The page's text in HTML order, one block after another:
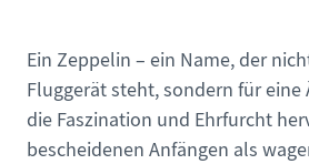
Ein Zeppelin – ein Name, der
Fluggerät steht, sondern für eine
die Faszination und Ehrfurcht
bescheidenen Anfängen als